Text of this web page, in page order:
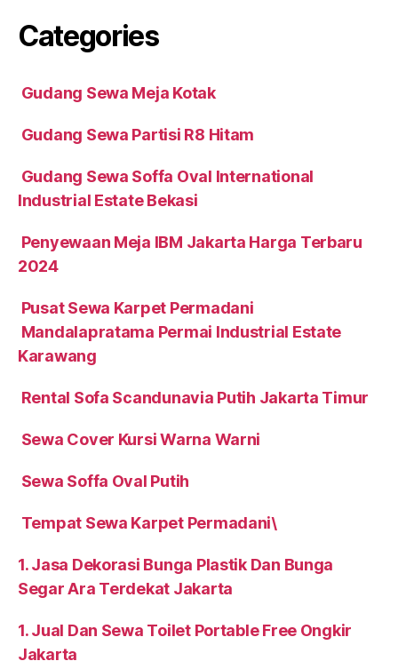
Categories
Gudang Sewa Meja Kotak
Gudang Sewa Partisi R8 Hitam
Gudang Sewa Soffa Oval International
Industrial Estate Bekasi
Penyewaan Meja IBM Jakarta Harga Terbaru
2024
Pusat Sewa Karpet Permadani
Mandalapratama Permai Industrial Estate
Karawang
Rental Sofa Scandunavia Putih Jakarta Timur
Sewa Cover Kursi Warna Warni
Sewa Soffa Oval Putih
Tempat Sewa Karpet Permadani\
1. Jasa Dekorasi Bunga Plastik Dan Bunga
Segar Ara Terdekat Jakarta
1. Jual Dan Sewa Toilet Portable Free Ongkir
Jakarta